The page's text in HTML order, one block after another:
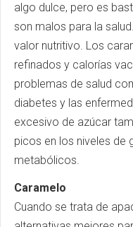
algo dulce, pero es
son malos para la
valor nutritivo. Los
refinados y calorías
problemas de salud
diabetes y las
excesivo de azúcar
picos en los niveles de
metabólicos.
Caramelo
Cuando se trata de